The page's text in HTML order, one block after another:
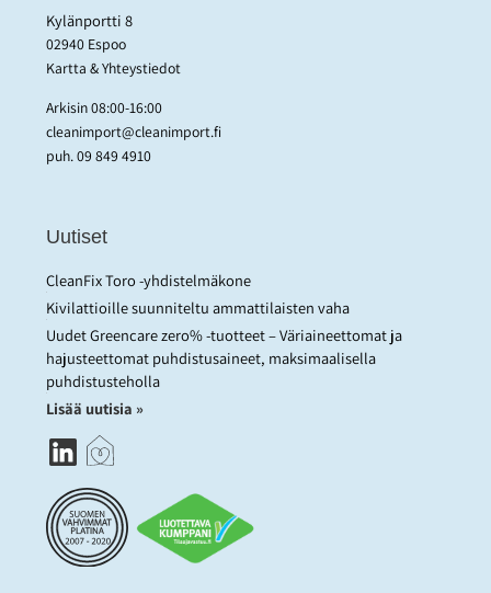
Kylänportti 8
02940 Espoo
Kartta & Yhteystiedot
Arkisin 08:00-16:00
cleanimport@cleanimport.fi
puh.09 849 4910
Uutiset
CleanFix Toro -yhdistelmäkone
Kivilattioille suunniteltu ammattilaisten vaha
Uudet Greencare zero% -tuotteet – Väriaineettomat ja
hajusteettomat puhdistusaineet, maksimaalisella
puhdistusteholla
Lisää uutisia »